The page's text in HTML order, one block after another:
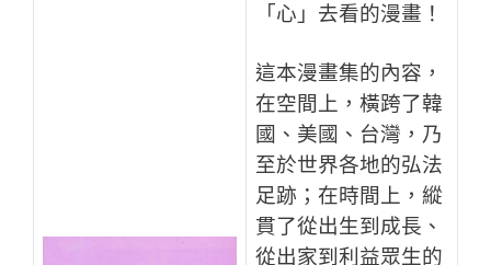
「心」去看的漫畫！
這本漫畫集的內容，
在空間上，橫跨了韓
國、美國、台灣，乃
至於世界各地的弘法
足跡；在時間上，縱
貫了從出生到成長、
從出家到利益眾生的